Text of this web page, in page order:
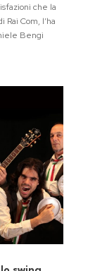
che la
Rai Com, l’ha
Bengi